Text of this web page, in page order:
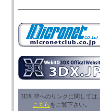
3DX.JPへのリンクに関しては、
こちら をご覧下さい。